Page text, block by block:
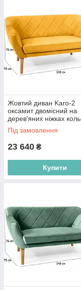
Жовтий диван Karo-2
оксамит двомісний на
дерев'яних ніжках
бук у вітальню
Під замовлення
23 640 ₴
Купити